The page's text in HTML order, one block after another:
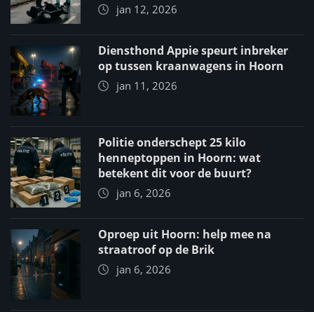
jan 12, 2026
Diensthond Appie speurt inbreker
op tussen kraanwagens in Hoorn
jan 11, 2026
Politie onderschept 25 kilo
henneptoppen in Hoorn: wat
betekent dit voor de buurt?
jan 6, 2026
Oproep uit Hoorn: help mee na
straatroof op de Brik
jan 6, 2026